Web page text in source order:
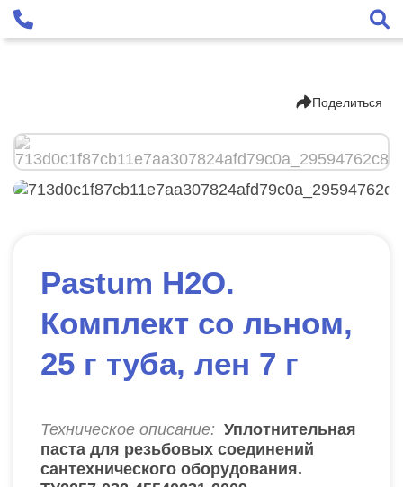
Поделиться
Pastum H2O.
Комплект со льном,
25 г туба, лен 7 г
Техническое описание: Уплотнительная
паста для резьбовых соединений
сантехнического оборудования.